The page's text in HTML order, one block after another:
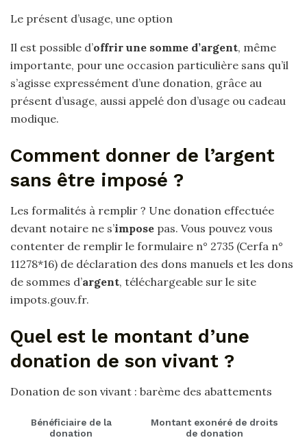
Le présent d’usage, une option
Il est possible d’offrir une somme d’argent, même
importante, pour une occasion particulière sans qu’il
s’agisse expressément d’une donation, grâce au
présent d’usage, aussi appelé don d’usage ou cadeau
modique.
Comment donner de l’argent
sans être imposé ?
Les formalités à remplir ? Une donation effectuée
devant notaire ne s’impose pas. Vous pouvez vous
contenter de remplir le formulaire n° 2735 (Cerfa n°
11278*16) de déclaration des dons manuels et les dons
de sommes d’argent, téléchargeable sur le site
impots.gouv.fr.
Quel est le montant d’une
donation de son vivant ?
Donation de son vivant : barème des abattements
Bénéficiaire de la
donation
Montant exonéré de droits
de donation